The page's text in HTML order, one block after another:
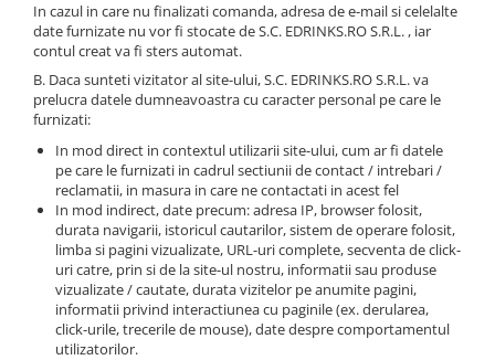
In cazul in care nu finalizati comanda, adresa de e-mail si celelalte
date furnizate nu vor fi stocate de S.C. EDRINKS.RO S.R.L. , iar
contul creat va fi sters automat.
B. Daca sunteti vizitator al site-ului, S.C. EDRINKS.RO S.R.L. va
prelucra datele dumneavoastra cu caracter personal pe care le
furnizati:
In mod direct in contextul utilizarii site-ului, cum ar fi datele
pe care le furnizati in cadrul sectiunii de contact / intrebari /
reclamatii, in masura in care ne contactati in acest fel
In mod indirect, date precum: adresa IP, browser folosit,
durata navigarii, istoricul cautarilor, sistem de operare folosit,
limba si pagini vizualizate, URL-uri complete, secventa de click-
uri catre, prin si de la site-ul nostru, informatii sau produse
vizualizate / cautate, durata vizitelor pe anumite pagini,
informatii privind interactiunea cu paginile (ex. derularea,
click-urile, trecerile de mouse), date despre comportamentul
utilizatorilor.